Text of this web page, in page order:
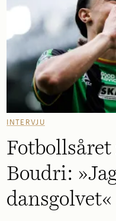
INTERVJU
Boudri:
dansgolvet«